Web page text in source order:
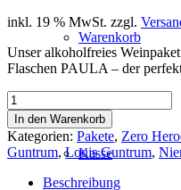
Warenkorb
Kasse
inkl. 19 % MwSt. zzgl.
Unser alkoholfreies
Flaschen PAULA – der
ZERO
HEROES
-
Einsteiger
Paket
Menge
In den Warenkorb
Kategorien: Pakete, Zero
Guntrum,Louis Guntrum,
Beschreibung